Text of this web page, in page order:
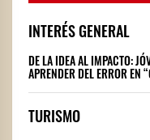
INTERÉS GENERAL
DE LA IDEA AL IMPACTO:
APRENDER DEL ERROR EN
TURISMO